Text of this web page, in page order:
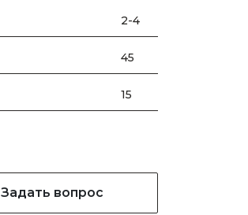
2-4
45
15
Задать вопрос